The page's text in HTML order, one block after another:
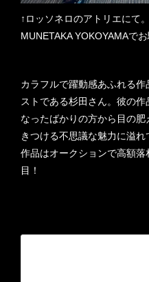
↑ロッソネロのアトリエにて
MUNETAKA YOKOYAMAで
カラフルで躍動感あふれる
ストである杉田さん。彼の
なったばかりの方から目の
きつける不思議な魅力に溢
作品はオークションで高額
目！